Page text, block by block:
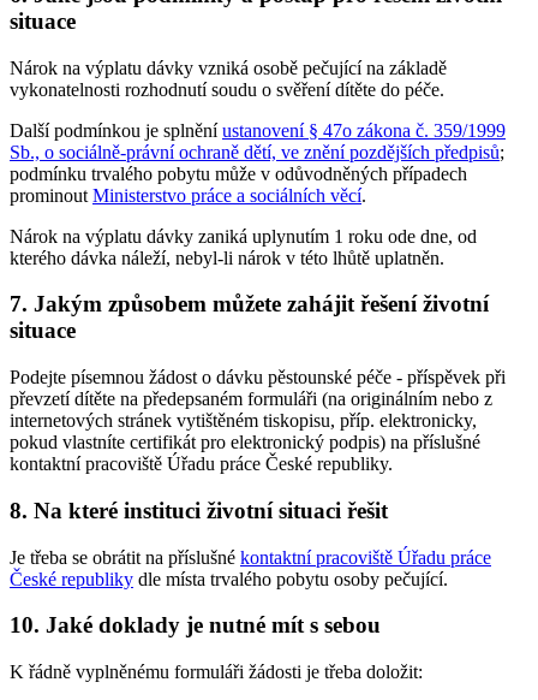
situace
Nárok na výplatu dávky vzniká osobě pečující na základě
vykonatelnosti rozhodnutí soudu o svěření dítěte do péče.
Další podmínkou je splněníustanovení § 47o zákona č. 359/1999
Sb., o sociálně-právní ochraně dětí, ve znění pozdějších předpisů;
podmínku trvalého pobytu může v odůvodněných případech
prominout Ministerstvo práce a sociálních věcí.
Nárok na výplatu dávky zaniká uplynutím 1 roku ode dne, od
kterého dávka náleží, nebyl-li nárok v této lhůtě uplatněn.
7. Jakým způsobem můžete zahájit řešení životní
situace
Podejte písemnou žádost o dávku pěstounské péče - příspěvek při
převzetí dítěte na předepsaném formuláři (na originálním nebo z
internetových stránek vytištěném tiskopisu, příp. elektronicky,
pokud vlastníte certifikát pro elektronický podpis) na příslušné
kontaktní pracoviště Úřadu práce České republiky.
8. Na které instituci životní situaci řešit
Je třeba se obrátit na příslušné kontaktní pracoviště Úřadu práce
České republiky dle místa trvalého pobytu osoby pečující.
10. Jaké doklady je nutné mít s sebou
K řádně vyplněnému formuláři žádosti je třeba doložit: